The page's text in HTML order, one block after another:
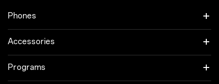
Phones
OnePlus 15
OnePlus 15R
Accessories
Audio
Programs